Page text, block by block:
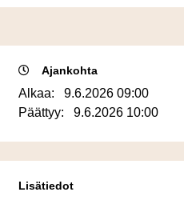
Ajankohta
Alkaa: 9.6.2026 09:00
Päättyy: 9.6.2026 10:00
Lisätiedot